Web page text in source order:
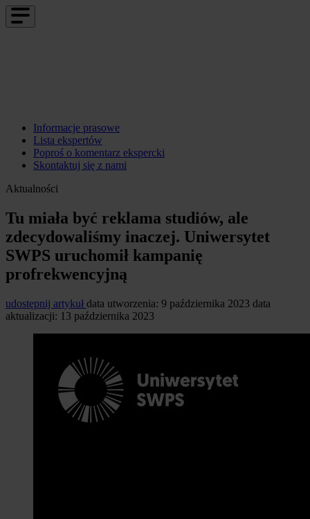
Informacje prasowe
Lista ekspertów
Poproś o komentarz ekspercki
Skontaktuj się z nami
Aktualności
Tu miała być reklama studiów, ale
zdecydowaliśmy inaczej. Uniwersytet
SWPS uruchomił kampanię
profrekwencyjną
udostępnij artykuł data utworzenia: 9 października 2023 data
aktualizacji: 13 października 2023